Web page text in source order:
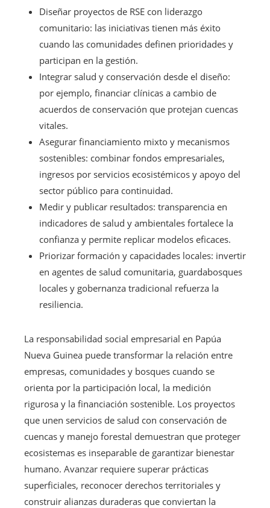
Diseñar proyectos de RSE con liderazgo
comunitario: las iniciativas tienen más éxito
cuando las comunidades definen prioridades y
participan en la gestión.
Integrar salud y conservación desde el diseño:
por ejemplo, financiar clínicas a cambio de
acuerdos de conservación que protejan cuencas
vitales.
Asegurar financiamiento mixto y mecanismos
sostenibles: combinar fondos empresariales,
ingresos por servicios ecosistémicos y apoyo del
sector público para continuidad.
Medir y publicar resultados: transparencia en
indicadores de salud y ambientales fortalece la
confianza y permite replicar modelos eficaces.
Priorizar formación y capacidades locales: invertir
en agentes de salud comunitaria, guardabosques
locales y gobernanza tradicional refuerza la
resiliencia.
La responsabilidad social empresarial en Papúa
Nueva Guinea puede transformar la relación entre
empresas, comunidades y bosques cuando se
orienta por la participación local, la medición
rigurosa y la financiación sostenible. Los proyectos
que unen servicios de salud con conservación de
cuencas y manejo forestal demuestran que proteger
ecosistemas es inseparable de garantizar bienestar
humano. Avanzar requiere superar prácticas
superficiales, reconocer derechos territoriales y
construir alianzas duraderas que conviertan la